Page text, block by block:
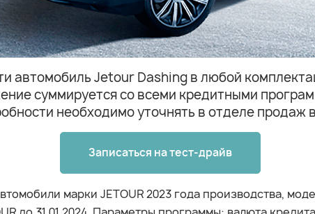
автомобиль Jetour Dashing в любой
суммируется со всеми кредитными
необходимо уточнять в отделе продаж
Записаться на тест-драйв
марки JETOUR 2023 года производства,